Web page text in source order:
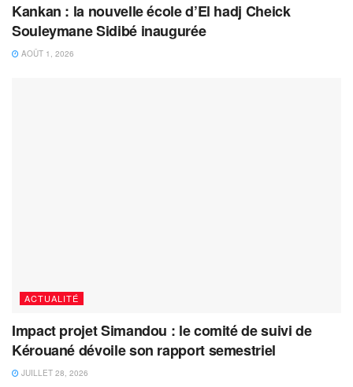
Kankan : la nouvelle école d’El hadj Cheick
Souleymane Sidibé inaugurée
AOÛT 1, 2026
ACTUALITÉ
Impact projet Simandou : le comité de suivi de
Kérouané dévoile son rapport semestriel
JUILLET 28, 2026